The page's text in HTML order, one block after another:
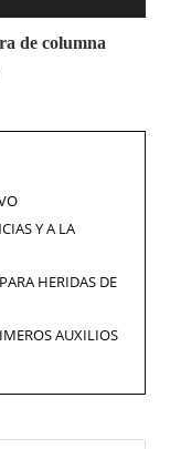
de columna
Y A LA
HERIDAS DE
AUXILIOS